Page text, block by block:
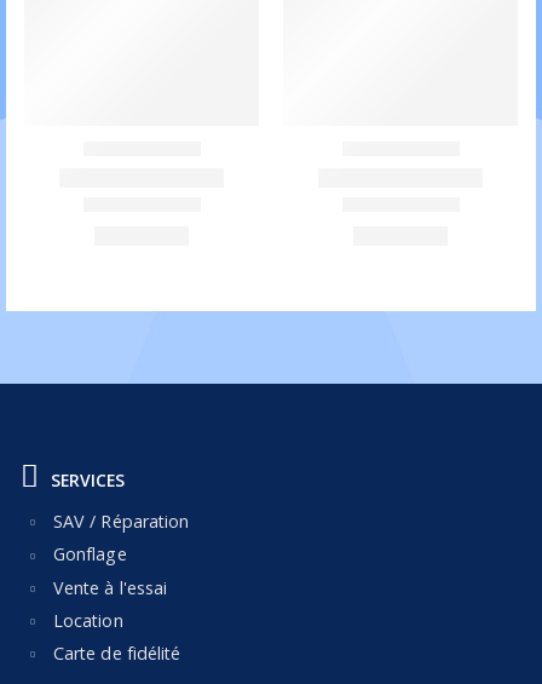
SERVICES
SAV / Réparation
Gonflage
Vente à l'essai
Location
Carte de fidélité